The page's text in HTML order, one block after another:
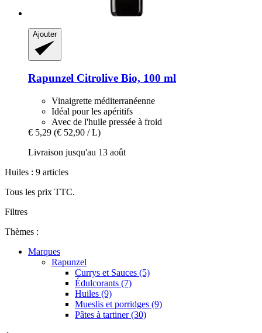
Ajouter
Rapunzel Citrolive Bio, 100 ml
Vinaigrette méditerranéenne
Idéal pour les apéritifs
Avec de l'huile pressée à froid
€ 5,29 (€ 52,90 / L)
Livraison jusqu'au 13 août
Huiles : 9 articles
Tous les prix TTC.
Filtres
Thèmes :
Marques
Rapunzel
Currys et Sauces (5)
Édulcorants (7)
Huiles (9)
Mueslis et porridges (9)
Pâtes à tartiner (30)